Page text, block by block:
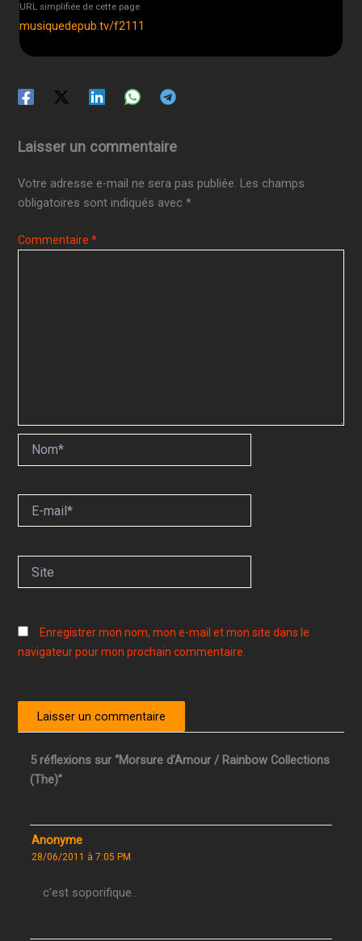
URL simplifiée de cette page
musiquedepub.tv/f2111
Laisser un commentaire
Votre adresse e-mail ne sera pas publiée. Les champs
obligatoires sont indiqués avec*
Commentaire*
mail*
Enregistrer mon nom, mon e-mail et mon site dans le
navigateur pour mon prochain commentaire.
5 réflexions sur “Morsure d’Amour / Rainbow Collections
(The)”
Anonyme
28/06/2011 à 7:05 PM
c’est soporifique..